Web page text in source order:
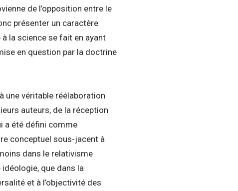
de l’opposition entre le
présenter un caractère
la science se fait en ayant
en question par la doctrine
une véritable réélaboration
auteurs, de la réception
a été défini comme
conceptuel sous-jacent à
dans le relativisme
que dans la
et à l’objectivité des